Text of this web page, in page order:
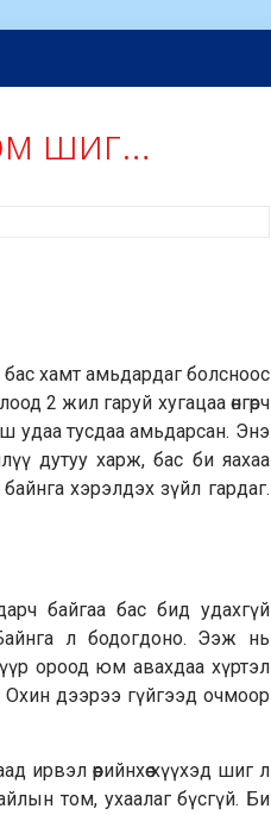
шиг…
бас хамт амьдардаг болсноос
2 жил гаруй хугацаа өнгөрч
удаа тусдаа амьдарсан. Энэ
дутуу харж, бас би яахаа
хэрэлдэх зүйл гардаг.
байгаа бас бид удахгүй
л бодогдоно. Ээж нь
ороод юм авахдаа хүртэл
дээрээ гүйгээд очмоор
өөрийнхөө хүүхэд шиг л
том, ухаалаг бүсгүй. Би